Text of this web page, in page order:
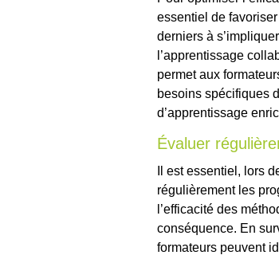
essentiel de
derniers à
l’apprentissage
permet aux
besoins spécifiques
d’apprentissage
Évaluer
Il est essentiel, lors
régulièrement les
l’efficacité des
conséquence. En
formateurs peuvent